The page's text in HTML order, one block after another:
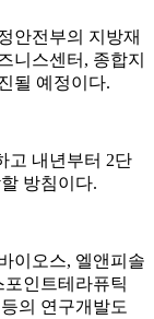
안전부의 지방재
니스센터, 종합지
될 예정이다.
고 내년부터 2단
방침이다.
이오스, 엘앤피솔
인트테라퓨틱
의 연구개발도